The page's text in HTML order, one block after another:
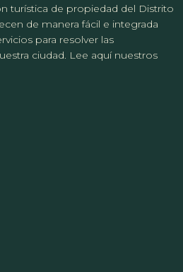
turística de propiedad del Distrito
de manera fácil e integrada
para resolver las
ciudad. Lee aquí nuestros